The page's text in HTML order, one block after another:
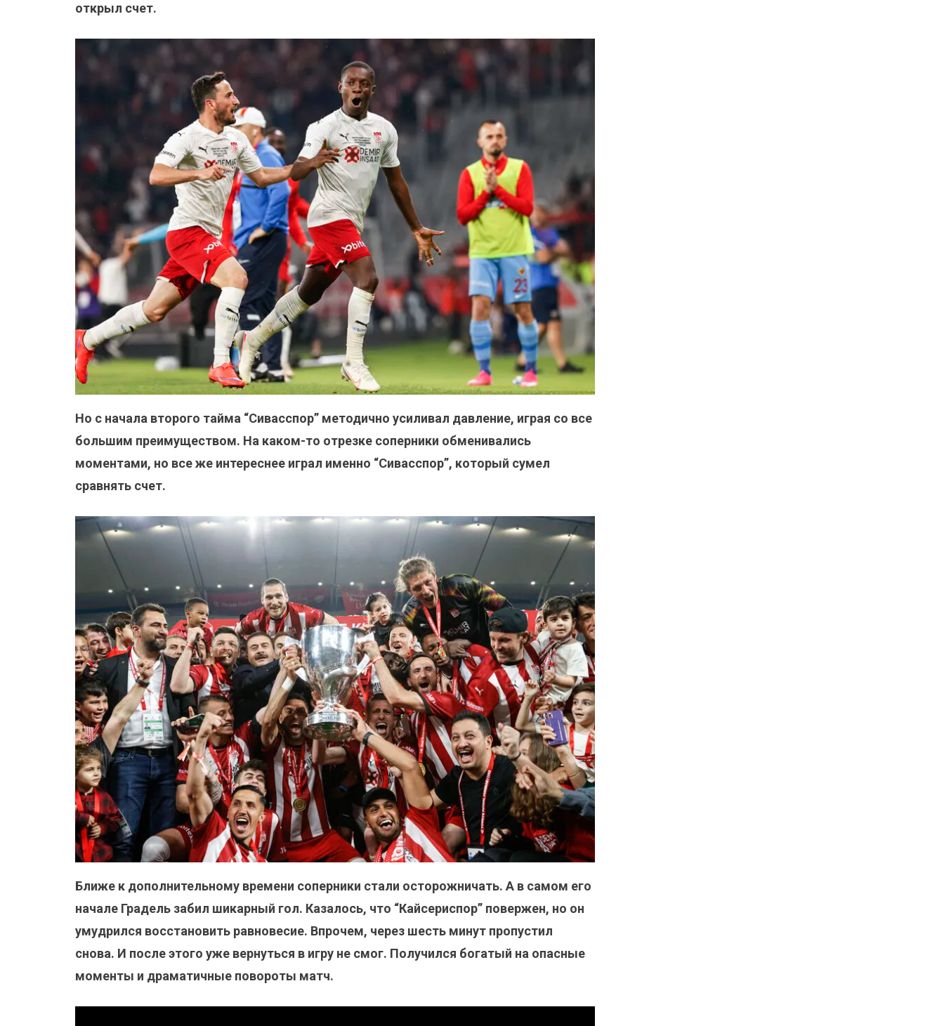
открыл счет.
Но с начала второго тайма “Сивасспор” методично усиливал давление, играя со все
большим преимуществом. На каком-то отрезке соперники обменивались
моментами, но все же интереснее играл именно “Сивасспор”, который сумел
сравнять счет.
Ближе к дополнительному времени соперники стали осторожничать. А в самом его
начале Градель забил шикарный гол. Казалось, что “Кайсериспор” повержен, но он
умудрился восстановить равновесие. Впрочем, через шесть минут пропустил
снова. И после этого уже вернуться в игру не смог. Получился богатый на опасные
моменты и драматичные повороты матч.